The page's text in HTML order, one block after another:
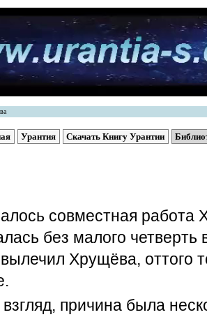
Урантия Скачать Книгу Урантии
совместная
без малого четверть
Хрущёва, оттого
причина была